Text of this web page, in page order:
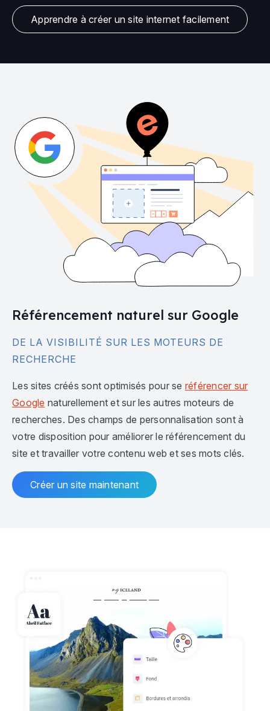
Apprendre à créer un site internet facilement
Référencement naturel sur Google
DE LA VISIBILITÉ SUR LES MOTEURS DE
RECHERCHE
Les sites créés sont optimisés pour se référencer sur
Google naturellement et sur les autres moteurs de
recherches. Des champs de personnalisation sont à
votre disposition pour améliorer le référencement du
site et travailler votre contenu web et ses mots clés.
Créer un site maintenant